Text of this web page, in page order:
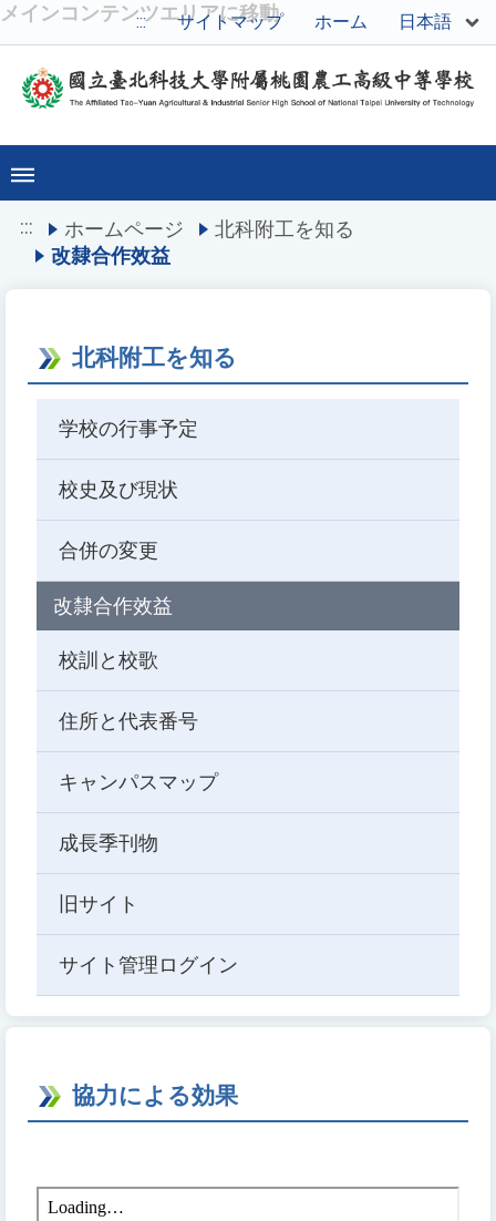
メインコンテンツエリアに移動
::: サイトマップ ホーム 日本語
::: ホームページ
北科附工を知る
改隸合作效益
北科附工を知る
学校の行事予定
校史及び現状
合併の変更
改隸合作效益
校訓と校歌
住所と代表番号
キャンパスマップ
成長季刊物
旧サイト
サイト管理ログイン
協力による効果